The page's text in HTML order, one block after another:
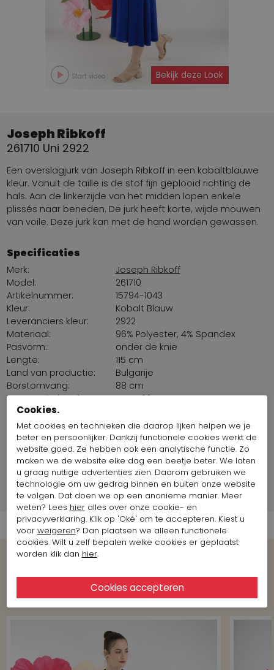
Bekijk deze Look
Start video
Joseph Ribkoff
261710 Uni 2922
Een overslagjurk van Joseph Ribkoff in een kobaltblauwe
kleur. Vanuit de taille is de stof fijn geplooid richting de
hals. Aan de linkerzijde van het midden lopen enkele
plissés naar beneden. De jurk heeft korte, wijde mouwen
van voile. Deze jurk kan met de hand worden gewassen.
Specificaties
Merk:
Joseph Ribkoff
Model:
261710
Artikelnummer:
15794-1043
Kleur:
Kobalt Blauw
Leveranciers kleur:
2922
Materiaal:
96% Polyester, 4% Spandex
Pasvorm::
onder de knie
Lengte:
115 cm
Land van productie:
Bulgarije
Borstomvang:
88 cm
Maat artikel op foto:
Maat 36
Fotomodel informatie
Merk Informatie
Verzend informatie
Bekijk meer Looks van het merk
Joseph Ribkoff
Cookies.
Met cookies en technieken die daarop lijken helpen we je
beter en persoonlijker. Dankzij functionele cookies werkt de
website goed. Ze hebben ook een analytische functie. Zo
maken we de website elke dag een beetje beter. We laten
u graag nuttige advertenties zien. Daarom gebruiken we
technologie om uw gedrag binnen en buiten onze website
te volgen. Dat doen we op een anonieme manier. Meer
weten? Lees hieralles over onze cookie- en
privacyverklaring. Klik op 'Oké' om te accepteren. Kiest u
voor weigeren? Dan plaatsen we alleen functionele
cookies. Wilt u zelf bepalen welke cookies er geplaatst
worden klik dan hier.